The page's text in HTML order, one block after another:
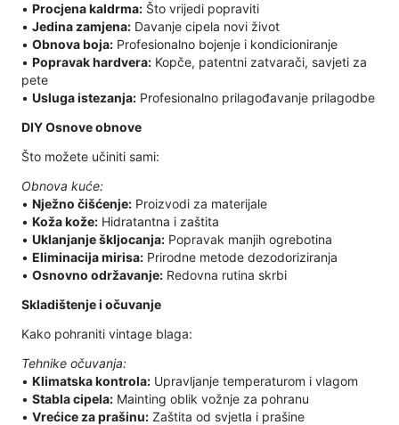
• Procjena kaldrma: Što vrijedi popraviti
• Jedina zamjena: Davanje cipela novi život
• Obnova boja: Profesionalno bojenje i kondicioniranje
• Popravak hardvera: Kopče, patentni zatvarači, savjeti za
pete
• Usluga istezanja: Profesionalno prilagođavanje prilagodbe
DIY Osnove obnove
Što možete učiniti sami:
Obnova kuće:
• Nježno čišćenje: Proizvodi za materijale
• Koža kože: Hidratantna i zaštita
• Uklanjanje škljocanja: Popravak manjih ogrebotina
• Eliminacija mirisa: Prirodne metode dezodoriziranja
• Osnovno održavanje: Redovna rutina skrbi
Skladištenje i očuvanje
Kako pohraniti vintage blaga:
Tehnike očuvanja:
• Klimatska kontrola: Upravljanje temperaturom i vlagom
• Stabla cipela: Mainting oblik vožnje za pohranu
• Vrećice za prašinu: Zaštita od svjetla i prašine